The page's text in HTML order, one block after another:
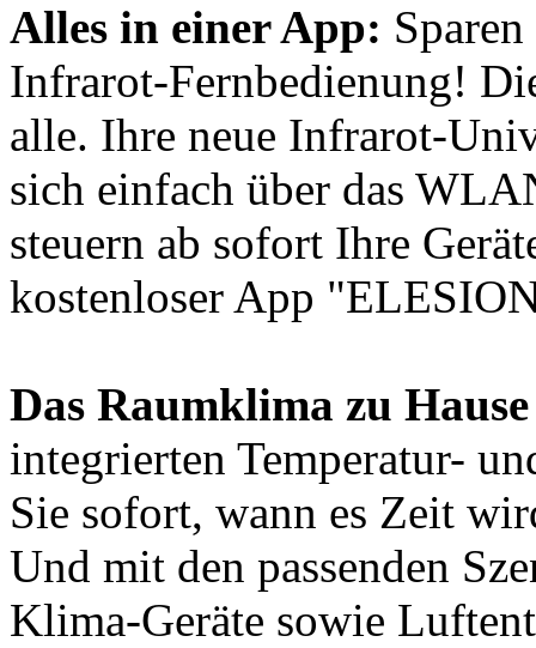
Alles in einer App:
Infrarot-Fernbedienung!
alle. Ihre neue Infrarot-
sich einfach über das
steuern ab sofort Ihre
kostenloser App
Das Raumklima zu
integrierten Temperatur-
Sie sofort, wann es Zeit
Und mit den passenden
Klima-Geräte sowie